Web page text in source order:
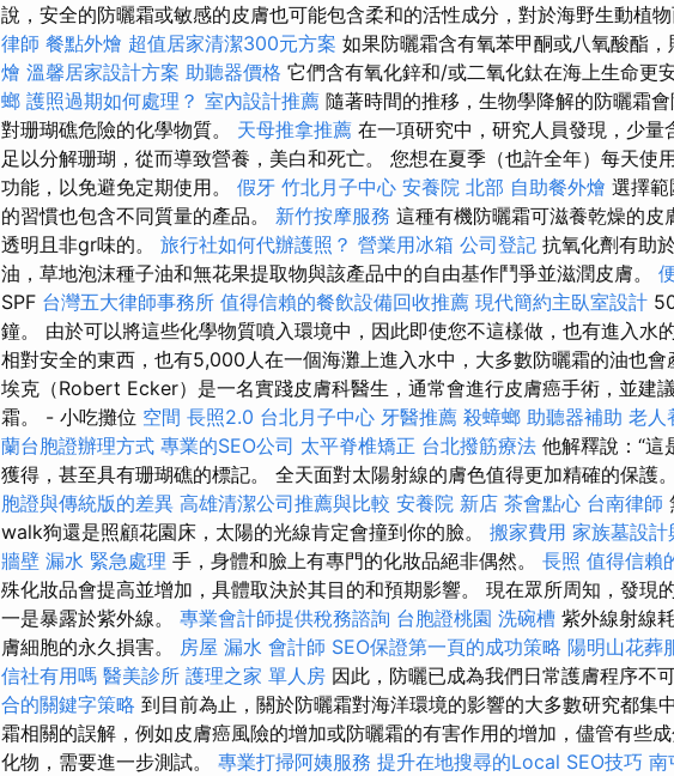
說，安全的防曬霜或敏感的皮膚也可能包含柔和的活性成分，對於海野生動植
律師 餐點外燴 超值居家清潔300元方案 如果防曬霜含有氧苯甲酮或八氧酸酯，
燴 溫馨居家設計方案 助聽器價格 它們含有氧化鋅和/或二氧化鈦在海上生命更
螂 護照過期如何處理？ 室內設計推薦 隨著時間的推移，生物學降解的防曬霜
對珊瑚礁危險的化學物質。 天母推拿推薦 在一項研究中，研究人員發現，少量
足以分解珊瑚，從而導致營養，美白和死亡。 您想在夏季（也許全年）每天使
功能，以免避免定期使用。 假牙 竹北月子中心 安養院 北部 自助餐外燴 選擇範
的習慣也包含不同質量的產品。 新竹按摩服務 這種有機防曬霜可滋養乾燥的皮
透明且非gr味的。 旅行社如何代辦護照？ 營業用冰箱 公司登記 抗氧化劑有助
油，草地泡沫種子油和無花果提取物與該產品中的自由基作鬥爭並滋潤皮膚。
SPF 台灣五大律師事務所 值得信賴的餐飲設備回收推薦 現代簡約主臥室設計
鐘。 由於可以將這些化學物質噴入環境中，因此即使您不這樣做，也有進入水
相對安全的東西，也有5,000人在一個海灘上進入水中，大多數防曬霜的油也會
埃克（Robert Ecker）是一名實踐皮膚科醫生，通常會進行皮膚癌手術，並建
霜。 - 小吃攤位 空間 長照2.0 台北月子中心 牙醫推薦 殺蟑螂 助聽器補助 老人
蘭台胞證辦理方式 專業的SEO公司 太平脊椎矯正 台北撥筋療法 他解釋說：“這
獲得，甚至具有珊瑚礁的標記。 全天面對太陽射線的膚色值得更加精確的保護。
胞證與傳統版的差異 高雄清潔公司推薦與比較 安養院 新店 茶會點心 台南律師
walk狗還是照顧花園床，太陽的光線肯定會撞到你的臉。 搬家費用 家族墓設計
牆壁 漏水 緊急處理 手，身體和臉上有專門的化妝品絕非偶然。 長照 值得信賴
殊化妝品會提高並增加，具體取決於其目的和預期影響。 現在眾所周知，發現
一是暴露於紫外線。 專業會計師提供稅務諮詢 台胞證桃園 洗碗槽 紫外線射線
膚細胞的永久損害。 房屋 漏水 會計師 SEO保證第一頁的成功策略 陽明山花葬
信社有用嗎 醫美診所 護理之家 單人房 因此，防曬已成為我們日常護膚程序不
合的關鍵字策略 到目前為止，關於防曬霜對海洋環境的影響的大多數研究都集
霜相關的誤解，例如皮膚癌風險的增加或防曬霜的有害作用的增加，儘管有些
化物，需要進一步測試。 專業打掃阿姨服務 提升在地搜尋的Local SEO技巧 南